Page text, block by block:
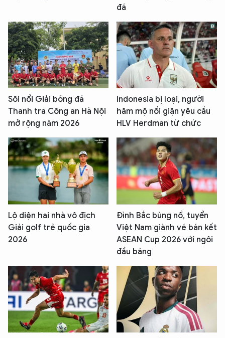
đá
Sôi nổi Giải bóng đá
Thanh tra Công an Hà Nội
mở rộng năm 2026
Indonesia bị loại, người
hâm mộ nổi giận yêu cầu
HLV Herdman từ chức
Lộ diện hai nhà vô địch
Giải golf trẻ quốc gia
2026
Đình Bắc bùng nổ, tuyển
Việt Nam giành vé bán kết
ASEAN Cup 2026 với ngôi
đầu bảng